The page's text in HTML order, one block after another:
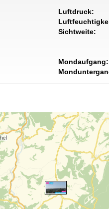
Luftdruck:
Sichtweite:
Mondaufgang: